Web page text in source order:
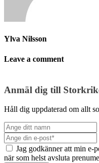
Ylva Nilsson
Leave a comment
Anmäl dig till
Håll dig uppdaterad om allt
Jag godkänner att min e-
när som helst avsluta